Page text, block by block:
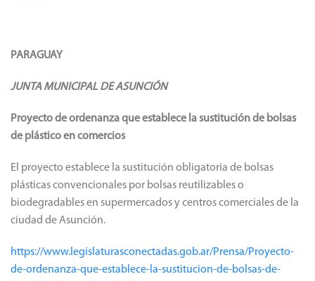
PARAGUAY
JUNTA MUNICIPAL DE ASUNCIÓN
Proyecto de ordenanza que establece la sustitución de bolsas
de plástico en comercios
El proyecto establece la sustitución obligatoria de bolsas
plásticas convencionales por bolsas reutilizables o
biodegradables en supermercados y centros comerciales de la
ciudad de Asunción.
https://www.legislaturasconectadas.gob.ar/Prensa/Proyecto-
de-ordenanza-que-establece-la-sustitucion-de-bolsas-de-